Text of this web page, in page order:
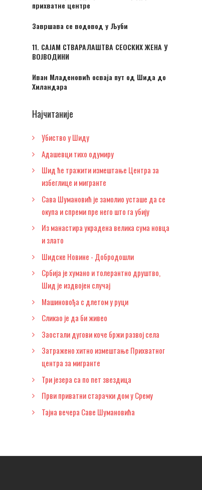
прихватне центре
Завршава се водовод у Љуби
11. САЈАМ СТВАРАЛАШТВА СЕОСКИХ ЖЕНА У
ВОЈВОДИНИ
Иван Младеновић осваја пут од Шида до
Хиландара
Најчитаније
Убиство у Шиду
Адашевци тихо одумиру
Шид ће тражити измештање Центра за
избеглице и мигранте
Сава Шумановић је замолио усташе да се
окупа и спреми пре него што га убију
Из манастира украдена велика сума новца
и злато
Шидске Новине - Добродошли
Србија је хумано и толерантно друштво,
Шид је издвојен случај
Машиновођа с длетом у руци
Сликао је да би живео
Заостали дугови коче бржи развој села
Затражено хитно измештање Прихватног
центра за мигранте
Три језера са по пет звездица
Први приватни старачки дом у Срему
Тајна вечера Саве Шумановића